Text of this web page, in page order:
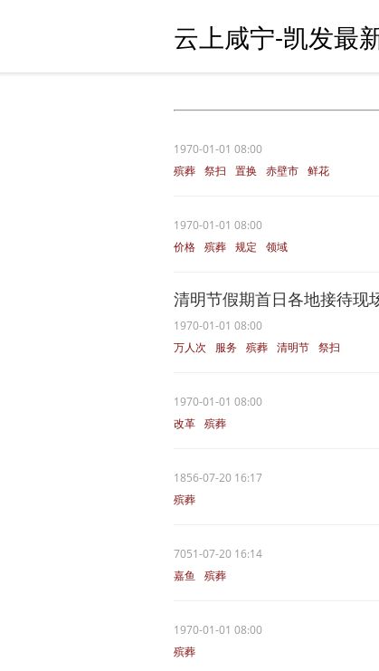
云上咸宁-凯发最
1970-01-01 08:00
殡葬 祭扫 置换 赤壁市 鲜花
1970-01-01 08:00
价格 殡葬 规定 领域
清明节假期首日各地接待现
1970-01-01 08:00
万人次
服务 殡葬 清明节 祭扫
1970-01-01 08:00
改革 殡葬
1856-07-20 16:17
殡葬
7051-07-20 16:14
嘉鱼
殡葬
1970-01-01 08:00
殡葬